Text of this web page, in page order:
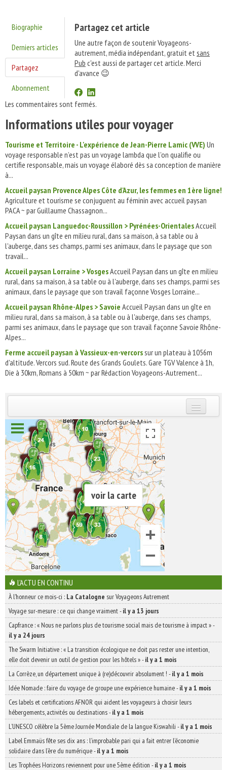
Biographie
Derniers articles
Partagez
Abonnement
Partagez cet article
Une autre façon de soutenir Voyageons-
autrement, média indépendant, gratuit etsans
Pub c'est aussi de partager cet article. Merci
d'avance 😉
Les commentaires sont fermés.
Informations utiles pour voyager
Tourisme et Territoire - L'expérience de Jean-Pierre Lamic (VVE) Un
voyage responsable n’est pas un voyage lambda que l’on qualifie ou
certifie responsable, mais un voyage élaboré dès sa conception de manière
à...
Accueil paysan Provence Alpes Côte d'Azur, les femmes en 1ère ligne!
Agriculture et tourisme se conjuguent au féminin avec accueil paysan
PACA ~ par Guillaume Chassagnon...
Accueil paysan Languedoc-Roussillon > Pyrénées-OrientalesAccueil
Paysan dans un gîte en milieu rural, dans sa maison, à sa table ou à
l'auberge, dans ses champs, parmi ses animaux, dans le paysage que son
travail...
Accueil paysan Lorraine > VosgesAccueil Paysan dans un gîte en milieu
rural, dans sa maison, à sa table ou à l'auberge, dans ses champs, parmi ses
animaux, dans le paysage que son travail façonne Vosges Lorraine...
Accueil paysan Rhône-Alpes > Savoie Accueil Paysan dans un gîte en
milieu rural, dans sa maison, à sa table ou à l'auberge, dans ses champs,
parmi ses animaux, dans le paysage que son travail façonne Savoie Rhône-
Alpes...
Ferme accueil paysan à Vassieux-en-vercorssur un plateau à 1056m
d'altitude. Vercors sud. Route des Grands Goulets. Gare TGV Valence à 1h,
Die à 30km, Romans à 50km ~ par Rédaction Voyageons-Autrement...
INSCRIVEZ-VOUS | ABONNEZ-VOUS
voir la carte
L'ACTU EN CONTINU
À l'honneur ce mois-ci : La Catalogne sur Voyageons Autrement
Voyage sur-mesure : ce qui change vraiment-il y a 13 jours
Capfrance : « Nous ne parlons plus de tourisme social mais de tourisme à impact »-
il y a 24 jours
The Swarm Initiative : « La transition écologique ne doit pas rester une intention,
elle doit devenir un outil de gestion pour les hôtels »-il y a 1 mois
La Corrèze, un département unique à (re)découvrir absolument ! -il y a 1 mois
Idée Nomade : faire du voyage de groupe une expérience humaine-il y a 1 mois
Ces labels et certifications AFNOR qui aident les voyageurs à choisir leurs
hébergements, activités ou destinations-il y a 1 mois
L’UNESCO célèbre la 5ème Journée Mondiale de la langue Kiswahili -il y a 1 mois
Label Emmaüs fête ses dix ans : l’improbable pari qui a fait entrer l’économie
solidaire dans l’ère du numérique-il y a 1 mois
Les Trophées Horizons reviennent pour une 5ème édition -il y a 1 mois